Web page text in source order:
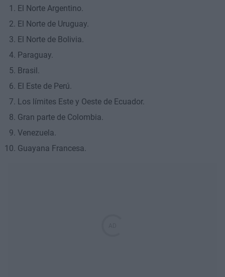
El Norte Argentino.
El Norte de Uruguay.
El Norte de Bolivia.
Paraguay.
Brasil.
El Este de Perú.
Los límites Este y Oeste de Ecuador.
Gran parte de Colombia.
Venezuela.
Guayana Francesa.